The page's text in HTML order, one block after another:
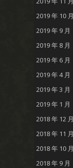
2019 年 10 月
2019 年 9 月
2019 年 8 月
2019 年 6 月
2019 年 4 月
2019 年 3 月
2019 年 1 月
2018 年 12 月
2018 年 11 月
2018 年 10 月
2018 年 9 月